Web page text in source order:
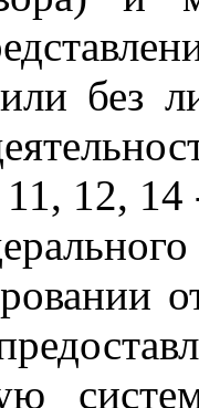
без
12,